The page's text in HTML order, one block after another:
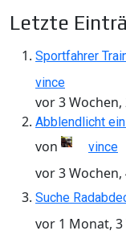
Letzte
Sportfahrer
vince
vor 3 Wochen,
Abblendlicht
von vince
vor 3 Wochen,
Suche
vor 1 Monat, 3